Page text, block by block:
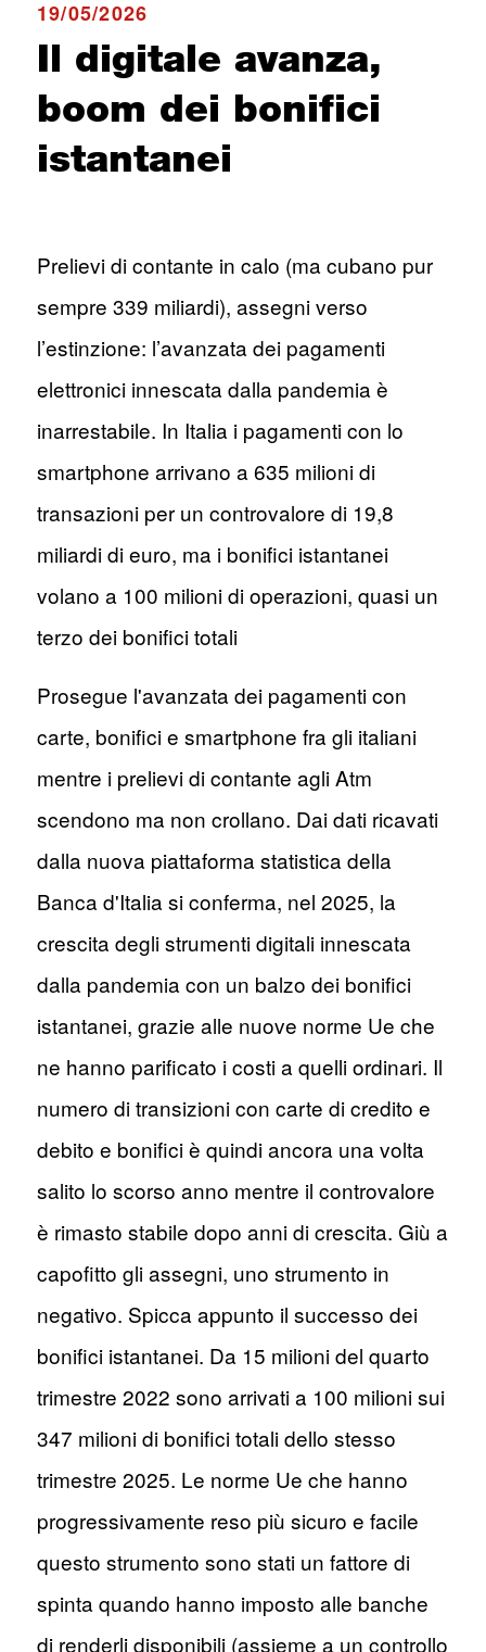
19/05/2026
Il digitale avanza,
boom dei bonifici
istantanei
Prelievi di contante in calo (ma cubano pur
sempre 339 miliardi), assegni verso
l’estinzione: l’avanzata dei pagamenti
elettronici innescata dalla pandemia è
inarrestabile. In Italia i pagamenti con lo
smartphone arrivano a 635 milioni di
transazioni per un controvalore di 19,8
miliardi di euro, ma i bonifici istantanei
volano a 100 milioni di operazioni, quasi un
terzo dei bonifici totali
Prosegue l'avanzata dei pagamenti con
carte, bonifici e smartphone fra gli italiani
mentre i prelievi di contante agli Atm
scendono ma non crollano. Dai dati ricavati
dalla nuova piattaforma statistica della
Banca d'Italia si conferma, nel 2025, la
crescita degli strumenti digitali innescata
dalla pandemia con un balzo dei bonifici
istantanei, grazie alle nuove norme Ue che
ne hanno parificato i costi a quelli ordinari. Il
numero di transizioni con carte di credito e
debito e bonifici è quindi ancora una volta
salito lo scorso anno mentre il controvalore
è rimasto stabile dopo anni di crescita. Giù a
capofitto gli assegni, uno strumento in
negativo. Spicca appunto il successo dei
bonifici istantanei. Da 15 milioni del quarto
trimestre 2022 sono arrivati a 100 milioni sui
347 milioni di bonifici totali dello stesso
trimestre 2025. Le norme Ue che hanno
progressivamente reso più sicuro e facile
questo strumento sono stati un fattore di
spinta quando hanno imposto alle banche
di renderli disponibili (assieme a un controllo